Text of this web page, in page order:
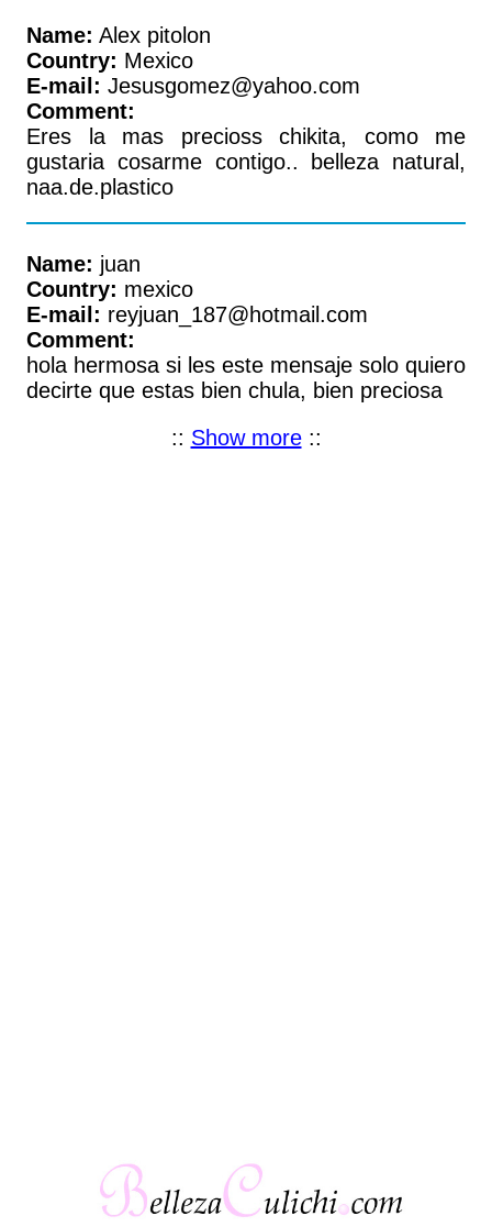
Name: Alex pitolon
Country: Mexico
E-mail: Jesusgomez@yahoo.com
Comment:
Eres la mas precioss chikita, como me
gustaria cosarme contigo.. belleza natural,
naa.de.plastico
Name: juan
Country: mexico
E-mail: reyjuan_187@hotmail.com
Comment:
hola hermosa si les este mensaje solo quiero
decirte que estas bien chula, bien preciosa
:: Show more::